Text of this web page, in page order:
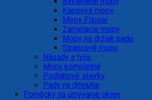
Kapsové mopy
Mopy Flipper
Zametacie mopy
Mopy na držiak padu
Strapcové mopy
Násady a tyče
Mopy kompletné
Podlahové stierky
Pady na drhnutie
Pomôcky na umývanie okien